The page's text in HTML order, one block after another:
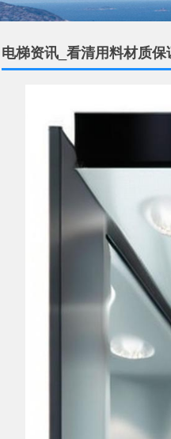
电梯资讯_看清用料材质